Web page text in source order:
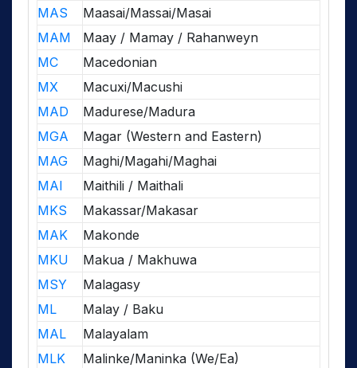
MAS
Maasai/Massai/Masai
MAM
Maay / Mamay / Rahanweyn
MC
Macedonian
MX
Macuxi/Macushi
MAD
Madurese/Madura
MGA
Magar (Western and Eastern)
MAG
Maghi/Magahi/Maghai
MAI
Maithili / Maithali
MKS
Makassar/Makasar
MAK
Makonde
MKU
Makua / Makhuwa
MSY
Malagasy
ML
Malay / Baku
MAL
Malayalam
MLK
Malinke/Maninka (We/Ea)